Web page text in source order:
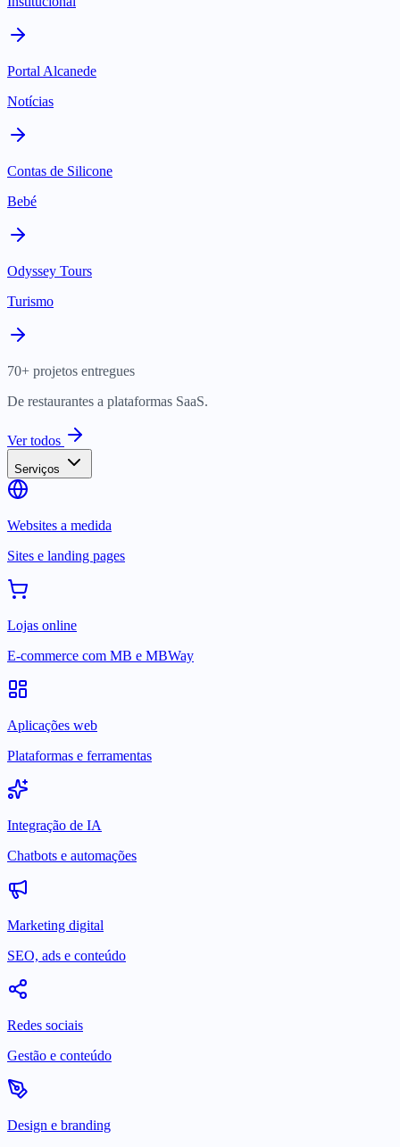
Portal Alcanede
Notícias
Contas de Silicone
Bebé
Odyssey Tours
Turismo
70+ projetos entregues
De restaurantes a plataformas SaaS.
Ver todos
Serviços
Websites a medida
Sites e landing pages
Lojas online
E-commerce com MB e MBWay
Aplicações web
Plataformas e ferramentas
Integração de IA
Chatbots e automações
Marketing digital
SEO, ads e conteúdo
Redes sociais
Gestão e conteúdo
Design e branding